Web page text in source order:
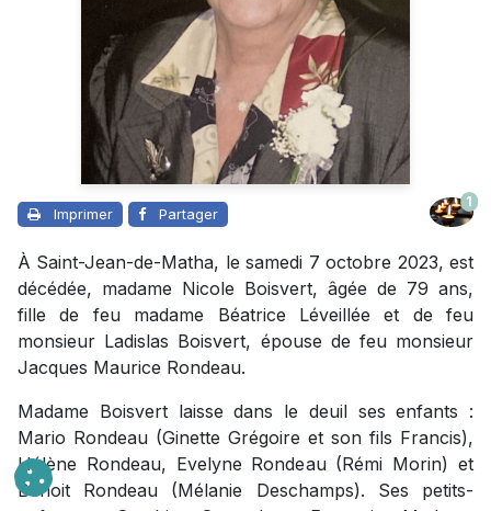
Imprimer Partager
1
À Saint-Jean-de-Matha, le samedi 7 octobre 2023, est
décédée, madame Nicole Boisvert, âgée de 79 ans,
fille de feu madame Béatrice Léveillée et de feu
monsieur Ladislas Boisvert, épouse de feu monsieur
Jacques Maurice Rondeau.
Madame Boisvert laisse dans le deuil ses enfants :
Mario Rondeau (Ginette Grégoire et son fils Francis),
Hélène Rondeau, Evelyne Rondeau (Rémi Morin) et
Benoit Rondeau (Mélanie Deschamps). Ses petits-